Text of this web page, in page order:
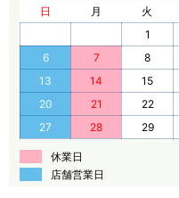
日
月 火
1
6
7 8
13
14 15
20
21 22
27
28 29
休業日
店舗営業日